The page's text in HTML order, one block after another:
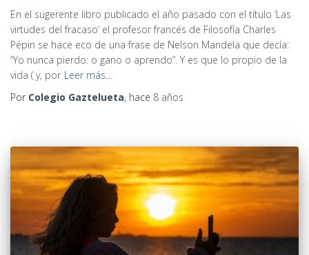
En el sugerente libro publicado el año pasado con el título ‘Las
virtudes del fracaso’ el profesor francés de Filosofía Charles
Pépin se hace eco de una frase de Nelson Mandela que decía:
“Yo nunca pierdo: o gano o aprendo”. Y es que lo propio de la
vida ( y, por Leer más…
Por Colegio Gaztelueta, hace 8 años